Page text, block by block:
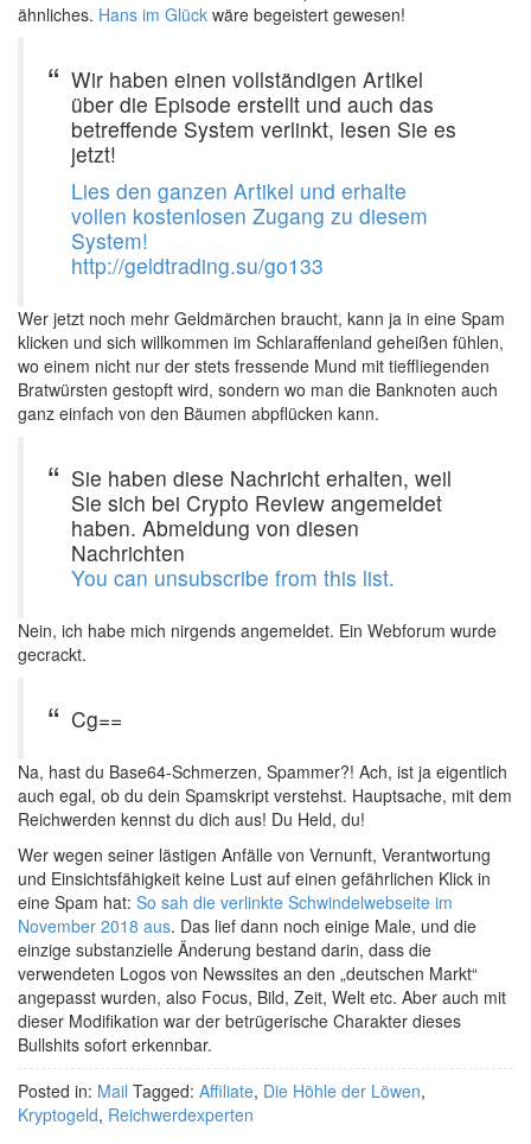
ähnliches. Hans im Glück wäre begeistert gewesen!
Wir haben einen vollständigen Artikel
über die Episode erstellt und auch das
betreffende System verlinkt, lesen Sie es
jetzt!
Lies den ganzen Artikel und erhalte
vollen kostenlosen Zugang zu diesem
System!
http://geldtrading.su/go133
Wer jetzt noch mehr Geldmärchen braucht, kann ja in eine Spam
klicken und sich willkommen im Schlaraffenland geheißen fühlen,
wo einem nicht nur der stets fressende Mund mit tieffliegenden
Bratwürsten gestopft wird, sondern wo man die Banknoten auch
ganz einfach von den Bäumen abpflücken kann.
Sie haben diese Nachricht erhalten, weil
Sie sich bei Crypto Review angemeldet
haben. Abmeldung von diesen
Nachrichten
You can unsubscribe from this list.
Nein, ich habe mich nirgends angemeldet. Ein Webforum wurde
gecrackt.
Cg==
Na, hast du Base64-Schmerzen, Spammer?! Ach, ist ja eigentlich
auch egal, ob du dein Spamskript verstehst. Hauptsache, mit dem
Reichwerden kennst du dich aus! Du Held, du!
Wer wegen seiner lästigen Anfälle von Vernunft, Verantwortung
und Einsichtsfähigkeit keine Lust auf einen gefährlichen Klick in
eine Spam hat: So sah die verlinkte Schwindelwebseite im
November 2018 aus. Das lief dann noch einige Male, und die
einzige substanzielle Änderung bestand darin, dass die
verwendeten Logos von Newssites an den „deutschen Markt“
angepasst wurden, also Focus, Bild, Zeit, Welt etc. Aber auch mit
dieser Modifikation war der betrügerische Charakter dieses
Bullshits sofort erkennbar.
Posted in: Mail Tagged: Affiliate, Die Höhle der Löwen,
Kryptogeld, Reichwerdexperten